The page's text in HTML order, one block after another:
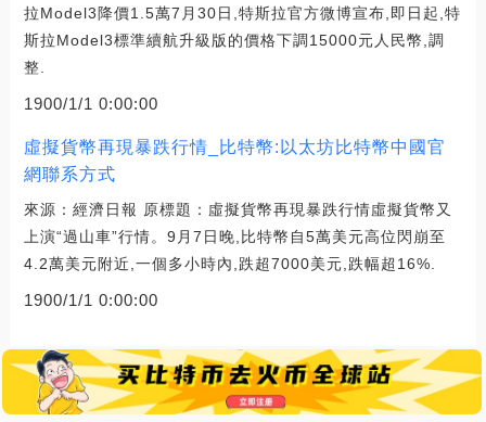
拉Model3降價1.5萬7月30日,特斯拉官方微博宣布,即日起,特
斯拉Model3標準續航升級版的價格下調15000元人民幣,調
整.
1900/1/1 0:00:00
虛擬貨幣再現暴跌行情_比特幣:以太坊比特幣中國官
網聯系方式
來源：經濟日報 原標題：虛擬貨幣再現暴跌行情虛擬貨幣又
上演“過山車”行情。9月7日晚,比特幣自5萬美元高位閃崩至
4.2萬美元附近,一個多小時內,跌超7000美元,跌幅超16%.
1900/1/1 0:00:00